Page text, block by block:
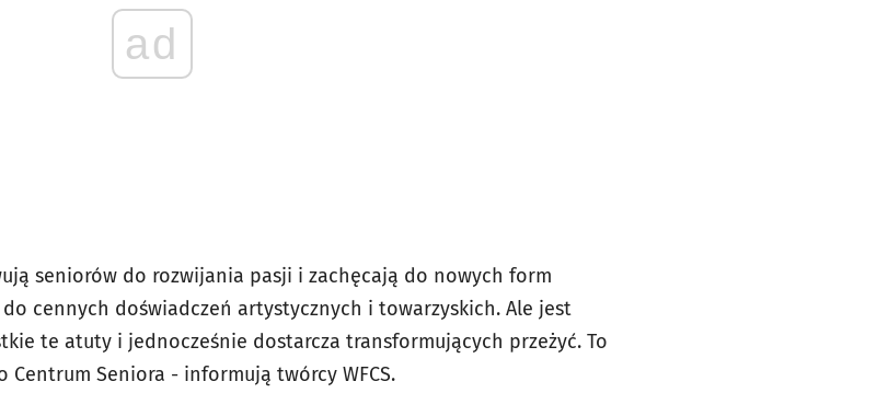
ad
seniorów do rozwijania pasji i zachęcają do nowych form
cennych doświadczeń artystycznych i towarzyskich. Ale jest
te atuty i jednocześnie dostarcza transformujących przeżyć. To
Centrum Seniora - informują twórcy WFCS.